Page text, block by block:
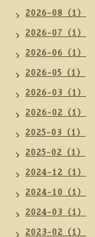
2026-08（1）
2026-07（1）
2026-06（1）
2026-05（1）
2026-03（1）
2026-02（1）
2025-03（1）
2025-02（1）
2024-12（1）
2024-10（1）
2024-03（1）
2023-02（1）